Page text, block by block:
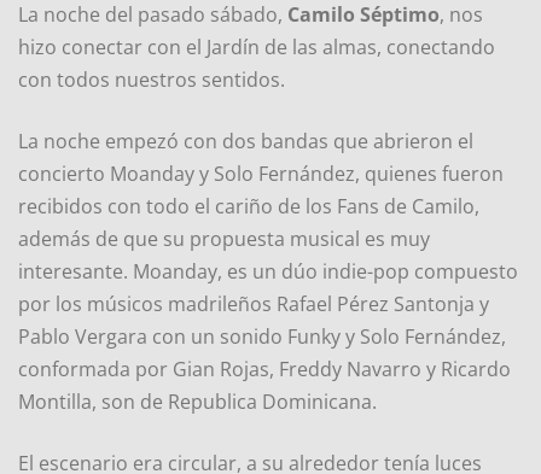
La noche del pasado sábado, Camilo Séptimo, nos
hizo conectar con el Jardín de las almas, conectando
con todos nuestros sentidos.
La noche empezó con dos bandas que abrieron el
concierto Moanday y Solo Fernández, quienes fueron
recibidos con todo el cariño de los Fans de Camilo,
además de que su propuesta musical es muy
interesante. Moanday, es un dúo indie-pop compuesto
por los músicos madrileños Rafael Pérez Santonja y
Pablo Vergara con un sonido Funky y Solo Fernández,
conformada por Gian Rojas, Freddy Navarro y Ricardo
Montilla, son de Republica Dominicana.
El escenario era circular, a su alrededor tenía luces